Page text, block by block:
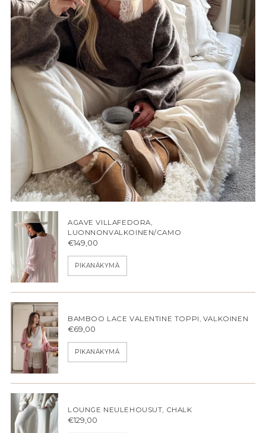
AGAVE VILLAFEDORA,
LUONNONVALKOINEN/CAMO
€149,00
PIKANÄKYMÄ
BAMBOO LACE VALENTINE TOPPI, VALKOINEN
€69,00
PIKANÄKYMÄ
LOUNGE NEULEHOUSUT, CHALK
€129,00